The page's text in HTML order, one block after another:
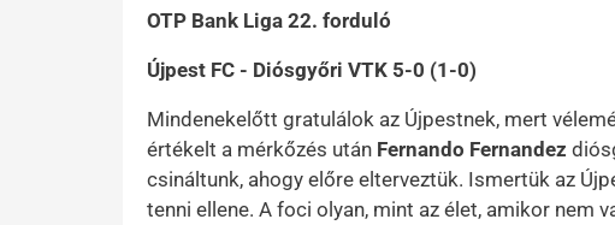
OTP Bank Liga 22. forduló
Újpest FC - Diósgyőri VTK 5-0 (1-0)
Mindenekelőtt gratulálok az Újpestnek, mert
értékelt a mérkőzés után Fernando Fernandez
csináltunk, ahogy előre elterveztük. Ismertük az
tenni ellene. A foci olyan, mint az élet, amikor nem